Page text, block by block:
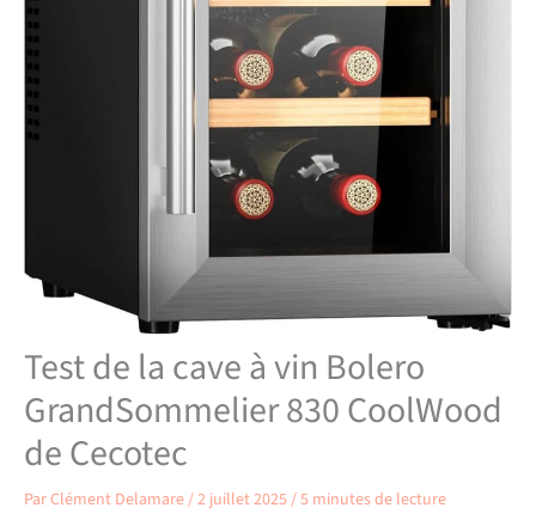
Test de la cave à vin Bolero
GrandSommelier 830 CoolWood
de Cecotec
ParClément Delamare/2 juillet 2025/5 minutes de lecture